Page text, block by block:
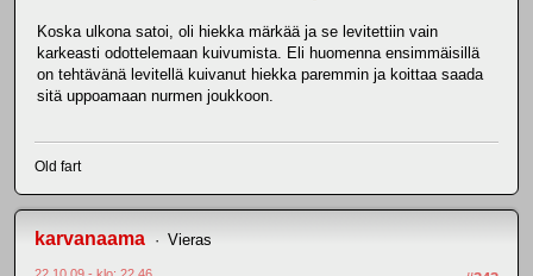
Koska ulkona satoi, oli hiekka märkää ja se levitettiin vain
karkeasti odottelemaan kuivumista. Eli huomenna ensimmäisillä
on tehtävänä levitellä kuivanut hiekka paremmin ja koittaa saada
sitä uppoamaan nurmen joukkoon.
Old fart
karvanaama Vieras